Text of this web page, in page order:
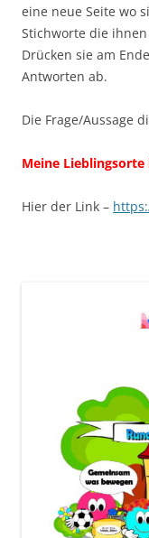
eine neue Seite wo
Stichworte die
Drücken sie am
Antworten ab.
Die Frage/Aussage
Meine
Hier der Link –